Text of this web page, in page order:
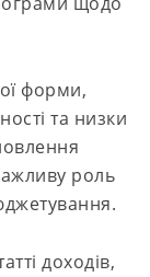
форми,
та низки
роль
доходів,